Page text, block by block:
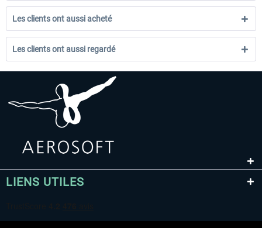
Les clients ont aussi acheté
Les clients ont aussi regardé
LIENS UTILES